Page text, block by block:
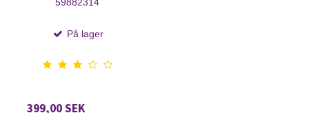
På lager
399,00 SEK